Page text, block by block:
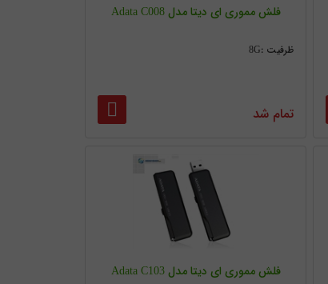
فلش مموری ای دیتا مدل Adata C008
ظرفیت :8G
تمام شد
فلش مموری ای دیتا مدل Adata C103